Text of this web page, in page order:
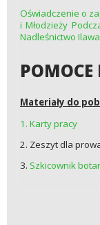
Oświadczenie o
i Młodzieży
Nadleśnictwo Ilawa
POMOCE
Materiały do
1. Karty pracy
2. Zeszyt dla
3. Szkicownik